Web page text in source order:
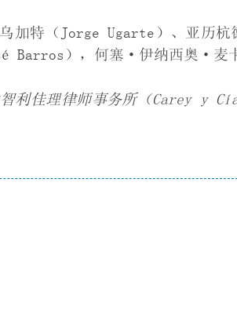
加特（Jorge Ugarte）、亚历
Barros），何塞·伊纳西奥·
智利佳理律师事务所（Carey y